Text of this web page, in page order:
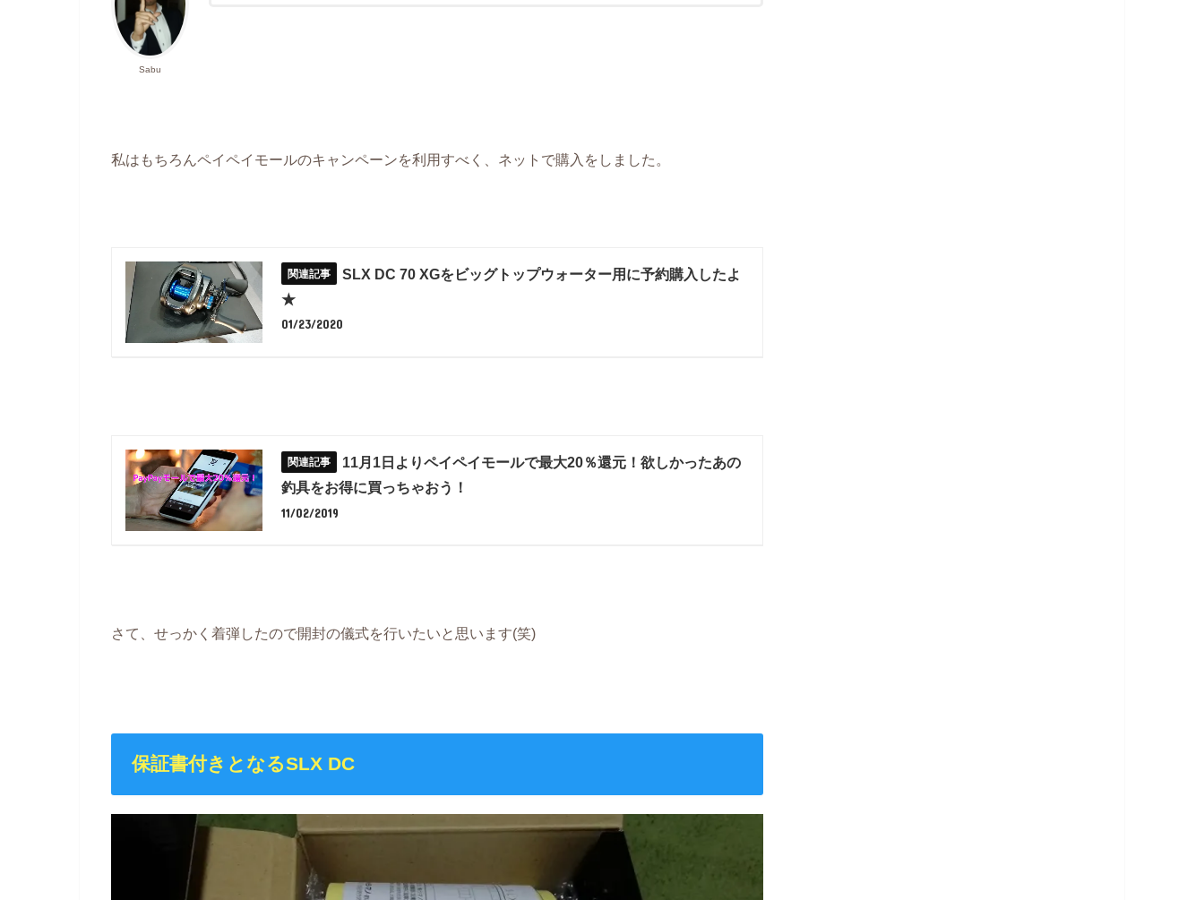
Sabu
私はもちろんペイペイモールのキャンペーンを利用すべく、ネットで購入をしました。
SLX DC 70 XGをビッグトップウォーター用に予約購入したよ
★
01/23/2020
11月1日よりペイペイモールで最大20％還元！欲しかったあの
釣具をお得に買っちゃおう！
11/02/2019
さて、せっかく着弾したので開封の儀式を行いたいと思います(笑)
保証書付きとなるSLX DC